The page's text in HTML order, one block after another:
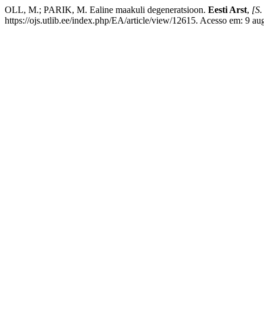
OLL, M.; PARIK, M. Ealine maakuli degeneratsioon. Eesti Arst,
https://ojs.utlib.ee/index.php/EA/article/view/12615. Acesso em: 9